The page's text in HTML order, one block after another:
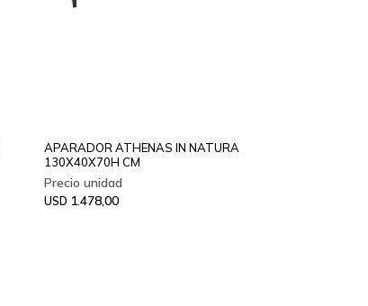
APARADOR ATHENAS IN NATURA
130X40X70H CM
USD 1.478,00